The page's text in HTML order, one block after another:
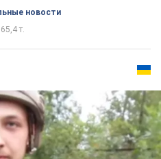
новости
65,4 т.